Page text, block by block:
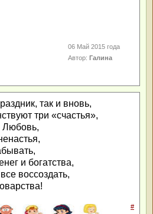
06 Май 2015 года
Автор:Галина
так и вновь,
три «счастья»,
Любовь,
и богатства,
воссоздать,
#